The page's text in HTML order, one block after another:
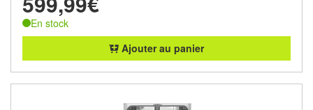
En stock
Ajouter au panier